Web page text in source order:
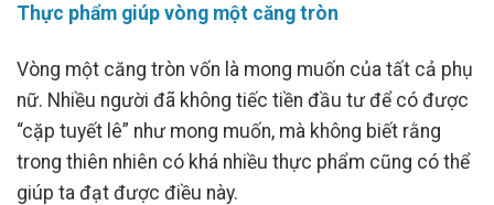
Thực phẩm giúp vòng một căng tròn
Vòng một căng tròn vốn là mong muốn của tất cả phụ
nữ. Nhiều người đã không tiếc tiền đầu tư để có được
“cặp tuyết lê” như mong muốn, mà không biết rằng
trong thiên nhiên có khá nhiều thực phẩm cũng có thể
giúp ta đạt được điều này.